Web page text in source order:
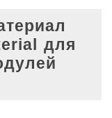
для